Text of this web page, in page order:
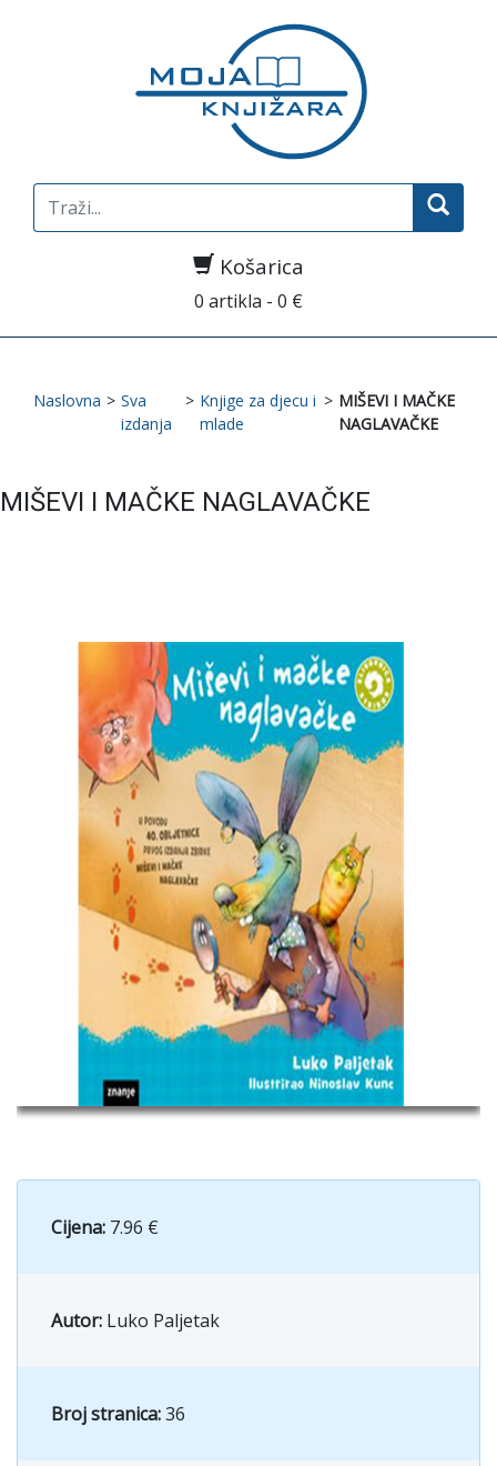
Search
for:
Košarica
0 artikla - 0 €
Naslovna > Sva
izdanja
> Knjige za djecu i
mlade
> MIŠEVI I MAČKE
NAGLAVAČKE
MIŠEVI I MAČKE NAGLAVAČKE
Cijena: 7.96 €
Autor: Luko Paljetak
Broj stranica:36